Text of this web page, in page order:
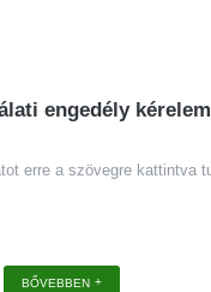
engedély
erre a szövegre kattintva
BŐVEBBEN